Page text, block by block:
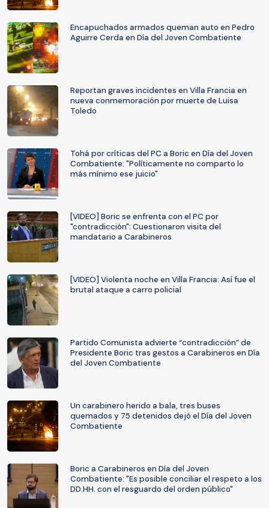
Encapuchados armados queman auto en Pedro
Aguirre Cerda en Día del Joven Combatiente
Reportan graves incidentes en Villa Francia en
nueva conmemoración por muerte de Luisa
Toledo
Tohá por críticas del PC a Boric en Día del Joven
Combatiente: "Políticamente no comparto lo
más mínimo ese juicio"
[VIDEO] Boric se enfrenta con el PC por
"contradicción": Cuestionaron visita del
mandatario a Carabineros
[VIDEO] Violenta noche en Villa Francia: Así fue el
brutal ataque a carro policial
Partido Comunista advierte “contradicción” de
Presidente Boric tras gestos a Carabineros en Día
del Joven Combatiente
Un carabinero herido a bala, tres buses
quemados y 75 detenidos dejó el Día del Joven
Combatiente
Boric a Carabineros en Día del Joven
Combatiente: "Es posible conciliar el respeto a los
DD.HH. con el resguardo del orden público"